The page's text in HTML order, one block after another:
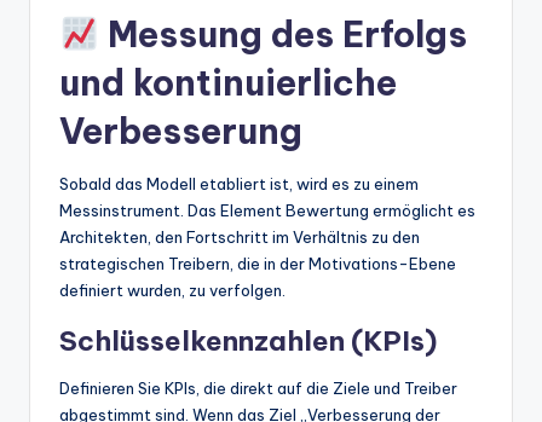
Messung des Erfolgs
und kontinuierliche
Verbesserung
Sobald das Modell etabliert ist, wird es zu einem
Messinstrument. Das Element Bewertung ermöglicht es
Architekten, den Fortschritt im Verhältnis zu den
strategischen Treibern, die in der Motivations-Ebene
definiert wurden, zu verfolgen.
Schlüsselkennzahlen (KPIs)
Definieren Sie KPIs, die direkt auf die Ziele und Treiber
abgestimmt sind. Wenn das Ziel „Verbesserung der